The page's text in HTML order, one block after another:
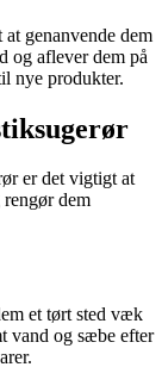
genanvende dem
og aflever dem på
nye produkter.
er det vigtigt at
dem
et tørt sted væk
vand og sæbe efter